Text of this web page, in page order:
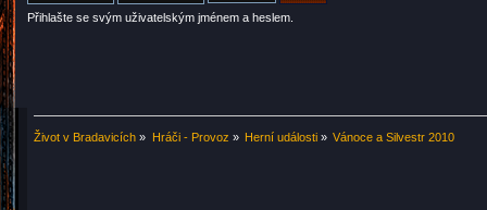
Přihlašte se svým uživatelským jménem a heslem.
Život v Bradavicích » Hráči - Provoz » Herní události» Vánoce a Silvestr 2010